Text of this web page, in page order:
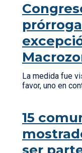
La medida fue
favor, uno en
15